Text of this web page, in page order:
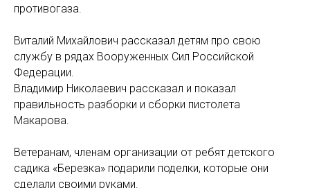
противогаза.
Виталий Михайлович рассказал детям про свою
службу в рядах Вооруженных Сил Российской
Федерации.
Владимир Николаевич рассказал и показал
правильность разборки и сборки пистолета
Макарова.
Ветеранам, членам организации от ребят детского
садика «Березка» подарили поделки, которые они
сделали своими руками.